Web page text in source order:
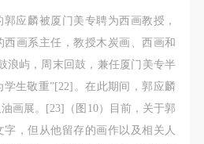
应麟被厦门美专聘为西画教授，
画系主任，教授木炭画、西画和
浪屿，周末回鼓，兼任厦门美专半
生敬重”[22]。在此期间，郭应麟
画展。[23]（图10）目前，关于郭
，但从他留存的画作以及相关人